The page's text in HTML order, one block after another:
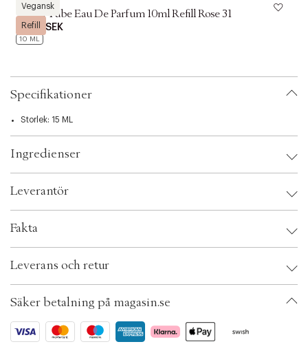
e
e
o
Vegansk
Refill
Le Labo
Travel Tube Eau De Parfum 10ml Refill Rose 31
2.099 SEK
10 ML
Specifikationer
Storlek: 15 ML
Ingredienser
OBS:
Leverantör
Fakta
EAN: 842185119722
ID: ADMN69-0008
Leverans och retur
Säker betalning på magasin.se